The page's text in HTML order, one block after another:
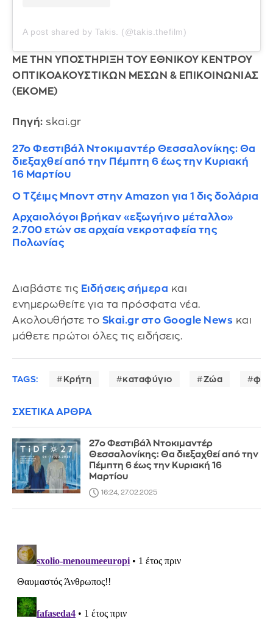
A post shared by Takis. (@takis.thefilm)
ΜΕ ΤΗΝ ΥΠΟΣΤΗΡΙΞΗ ΤΟΥ ΕΘΝΙΚΟΥ ΚΕΝΤΡΟΥ
ΟΠΤΙΚΟΑΚΟΥΣΤΙΚΩΝ ΜΕΣΩΝ & ΕΠΙΚΟΙΝΩΝΙΑΣ
(ΕΚΟΜΕ)
Πηγή: skai.gr
27ο Φεστιβάλ Ντοκιμαντέρ Θεσσαλονίκης: Θα
διεξαχθεί από την Πέμπτη 6 έως την Κυριακή
16 Μαρτίου
Ο Τζέιμς Μποντ στην Amazon για 1 δις δολάρια
Αρχαιολόγοι βρήκαν «εξωγήινο μέταλλο»
2.700 ετών σε αρχαία νεκροταφεία της
Πολωνίας
Διαβάστε τις Ειδήσεις σήμερα και
ενημερωθείτε για τα πρόσφατα νέα.
Ακολουθήστε το Skai.gr στο Google News και
μάθετε πρώτοι όλες τις ειδήσεις.
TAGS: Κρήτη καταφύγιο Ζώα
ΣΧΕΤΙΚΑ ΑΡΘΡΑ
27ο Φεστιβάλ Ντοκιμαντέρ
Θεσσαλονίκης: Θα διεξαχθεί από την
Πέμπτη 6 έως την Κυριακή 16
Μαρτίου
16:24, 27.02.2025